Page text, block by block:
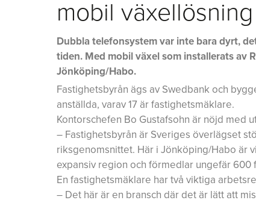
mobil
Dubbla telefonsystem var inte bara dyrt,
tiden. Med mobil växel som installerats av
Jönköping/Habo.
Fastighetsbyrån ägs av Swedbank och
anställda, varav 17 är fastighetsmäklare.
Kontorschefen Bo Gustafsohn är nöjd med
– Fastighetsbyrån är Sveriges överlägset
riksgenomsnittet. Här i Jönköping/Habo är
expansiv region och förmedlar ungefär
En fastighetsmäklare har två viktiga
– Det här är en bransch där det är lätt att